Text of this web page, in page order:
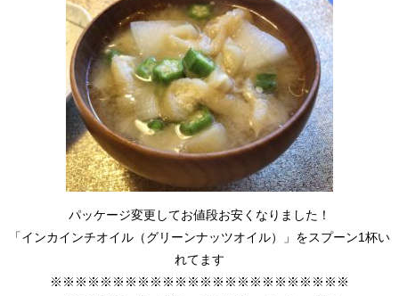
パッケージ変更してお値段お安くなりました！
「インカインチオイル（グリーンナッツオイル）」をスプーン1杯い
れてます
※※※※※※※※※※※※※※※※※※※※※※※※